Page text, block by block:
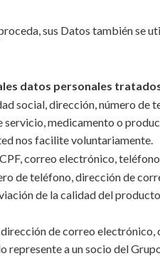
sus Datos también se
datos personales
social, dirección, número de
medicamento o
nos facilite voluntariamente.
correo electrónico,
de teléfono, dirección de
de la calidad del
de correo electrónico,
represente a un socio del